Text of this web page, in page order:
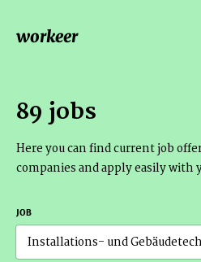
workeer
89 jobs
Here you can find current job
companies and apply easily with
JOB